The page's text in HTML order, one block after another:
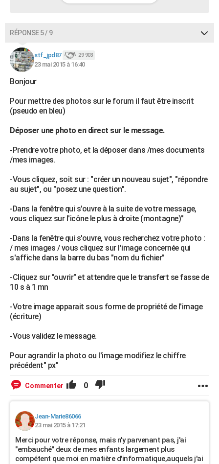
RÉPONSE 5 / 9
stf_jpd87 29 903
23 mai 2015 à 16:40
Bonjour
Pour mettre des photos sur le forum il faut être inscrit
(pseudo en bleu)
Déposer une photo en direct sur le message.
-Prendre votre photo, et la déposer dans /mes documents
/mes images.
-Vous cliquez, soit sur : "créer un nouveau sujet", "répondre
au sujet", ou "posez une question".
-Dans la fenêtre qui s'ouvre à la suite de votre message,
vous cliquez sur l'icône le plus à droite (montagne)"
-Dans la fenêtre qui s'ouvre, vous recherchez votre photo :
/ mes images / vous cliquez sur l'image concernée qui
s'affiche dans la barre du bas "nom du fichier"
-Cliquez sur "ouvrir" et attendre que le transfert se fasse de
10 s à 1 mn
-Votre image apparait sous forme de propriété de l'image
(écriture)
-Vous validez le message.
Pour agrandir la photo ou l'image modifiez le chiffre
précédent" px"
Commenter 0
Jean-Marie86066
23 mai 2015 à 17:21
Merci pour votre réponse, mais n'y parvenant pas, j'ai
"embauché" deux de mes enfants largement plus
compétent que moi en matière d'informatique,auquels j'ai